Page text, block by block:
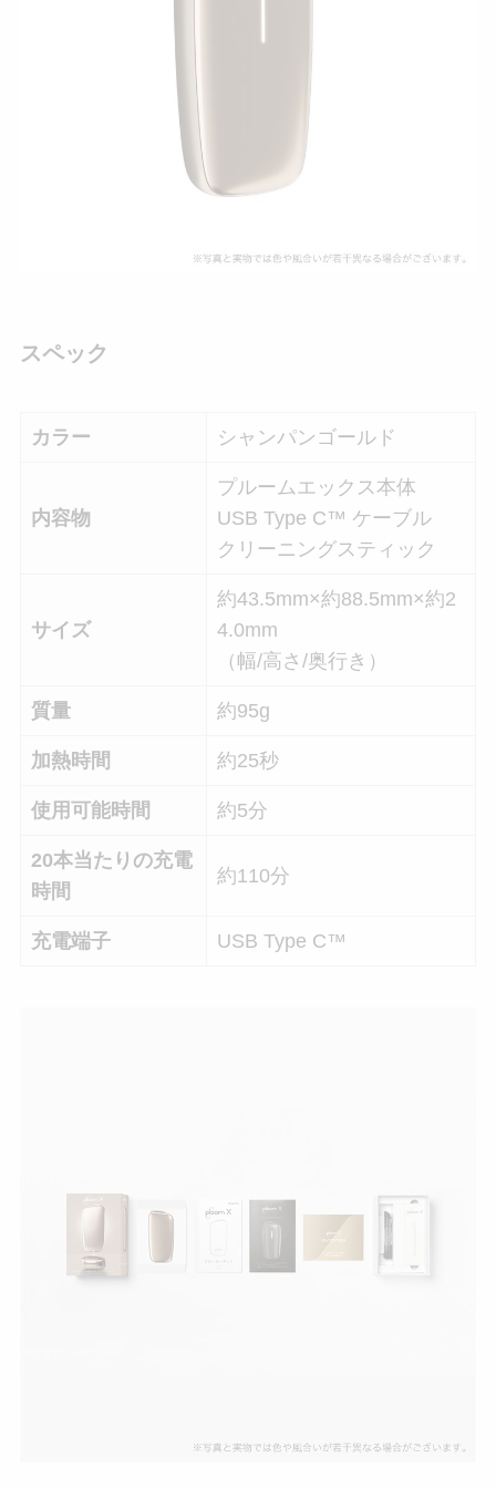
スペック
カラー シャンパンゴールド
内容物
プルームエックス本体
USB Type C™ ケーブル
クリーニングスティック
サイズ
約43.5mm×約88.5mm×約2
4.0mm
（幅/高さ/奥行き）
質量 約95g
加熱時間 約25秒
使用可能時間 約5分
20本当たりの充電
時間
約110分
充電端子 USB Type C™